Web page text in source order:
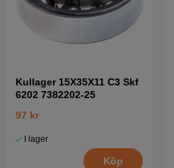
Kullager 15X35X11 C3 Skf
6202 7382202-25
97 kr
I lager
Köp